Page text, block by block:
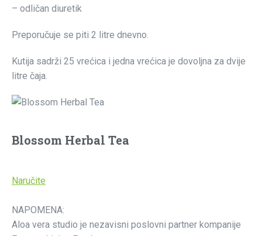
– odličan diuretik
Preporučuje se piti 2 litre dnevno.
Kutija sadrži 25 vrećica i jedna vrećica je dovoljna za dvije
litre čaja.
Blossom Herbal Tea
Naručite
NAPOMENA:
Aloa vera studio je nezavisni poslovni partner kompanije